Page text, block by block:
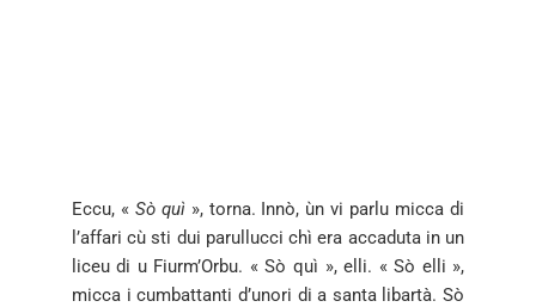
Eccu, « Sò quì », torna. Innò, ùn vi parlu micca di
l’affari cù sti dui parullucci chì era accaduta in un
liceu di u Fiurm’Orbu. « Sò quì », elli. « Sò elli »,
micca i cumbattanti d’unori di a santa libartà. Sò